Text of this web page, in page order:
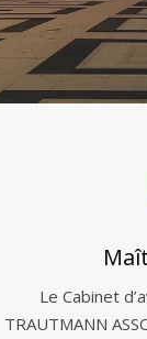
Le Cabinet
TRAUTMANN